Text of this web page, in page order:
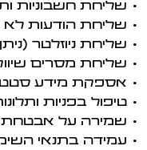
• שליחת חשבוניות
• שליחת הודעות לא
• שליחת ניוזלטר
• שליחת מסרים
• אספקת מידע
• טיפול בפניות
• שמירה על אבטחת
• עמידה בתנאי